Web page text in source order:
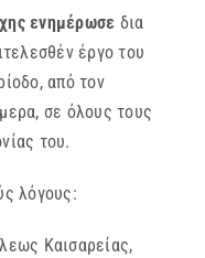
ενημέρωσε δια
έργο του
από τον
σε όλους τους
του.
λόγους:
Καισαρείας,